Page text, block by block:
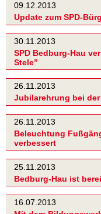
09.12.2013
Update zum SPD-
30.11.2013
SPD Bedburg-Hau
Stele”
26.11.2013
Jubilarehrung bei der
26.11.2013
Beleuchtung
verbessert
25.11.2013
Bedburg-Hau ist
16.07.2013